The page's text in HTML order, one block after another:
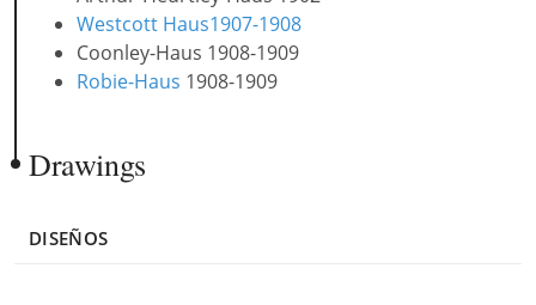
Westcott Haus1907-1908
Coonley-Haus 1908-1909
Robie-Haus 1908-1909
Drawings
DISEÑOS